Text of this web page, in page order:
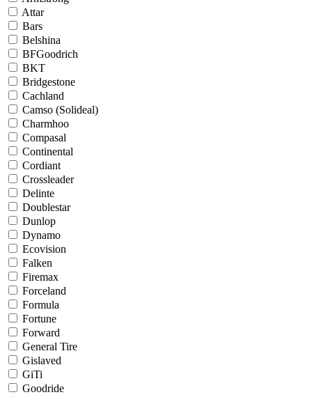
Attar
Bars
Belshina
BFGoodrich
BKT
Bridgestone
Cachland
Camso (Solideal)
Charmhoo
Compasal
Continental
Cordiant
Crossleader
Delinte
Doublestar
Dunlop
Dynamo
Ecovision
Falken
Firemax
Forceland
Formula
Fortune
Forward
General Tire
Gislaved
GiTi
Goodride